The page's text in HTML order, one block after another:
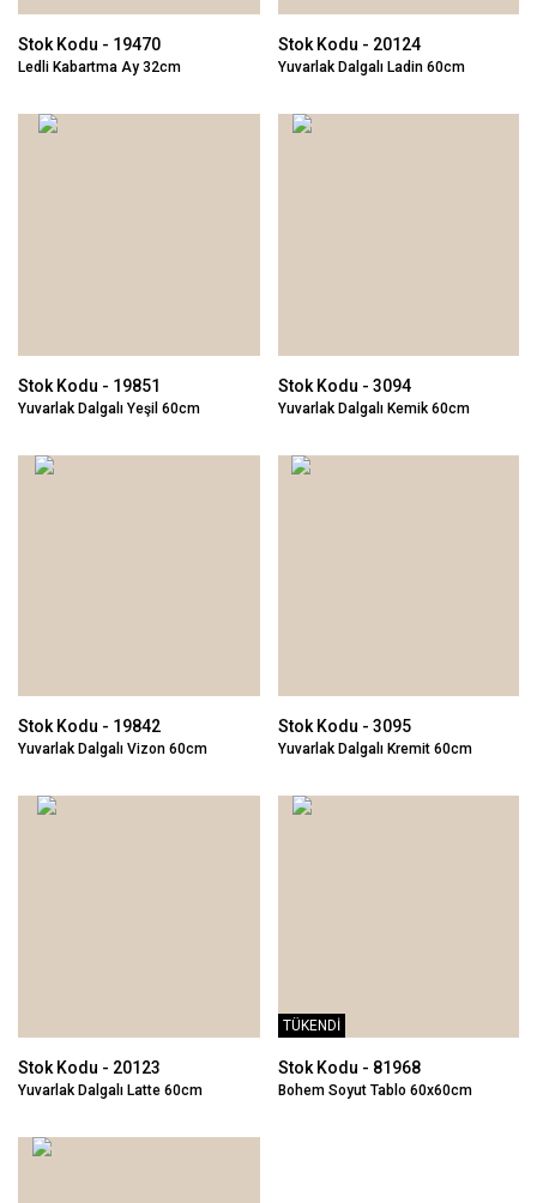
Stok Kodu - 19470
Ledli Kabartma Ay 32cm
Stok Kodu - 20124
Yuvarlak Dalgalı Ladin 60cm
Stok Kodu - 19851
Yuvarlak Dalgalı Yeşil 60cm
Stok Kodu - 3094
Yuvarlak Dalgalı Kemik 60cm
Stok Kodu - 19842
Yuvarlak Dalgalı Vizon 60cm
Stok Kodu - 3095
Yuvarlak Dalgalı Kremit 60cm
Stok Kodu - 20123
Yuvarlak Dalgalı Latte 60cm
TÜKENDİ
Stok Kodu - 81968
Bohem Soyut Tablo 60x60cm